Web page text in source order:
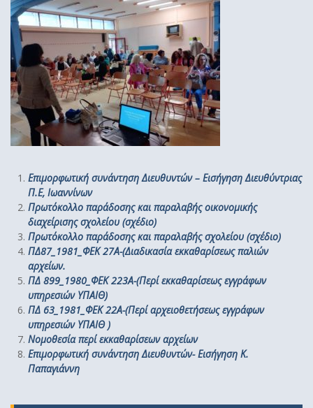
Επιμορφωτική συνάντηση Διευθυντών – Εισήγηση Διευθύντριας
Π.Ε, Ιωαννίνων
Πρωτόκολλο παράδοσης και παραλαβής οικονομικής
διαχείρισης σχολείου (σχέδιο)
Πρωτόκολλο παράδοσης και παραλαβής σχολείου (σχέδιο)
ΠΔ87_1981_ΦΕΚ 27Α-(Διαδικασία εκκαθαρίσεως παλιών
αρχείων.
ΠΔ 899_1980_ΦΕΚ 223Α-(Περί εκκαθαρίσεως εγγράφων
υπηρεσιών ΥΠΑΙΘ)
ΠΔ 63_1981_ΦΕΚ 22Α-(Περί αρχειοθετήσεως εγγράφων
υπηρεσιών ΥΠΑΙΘ )
Νομοθεσία περί εκκαθαρίσεων αρχείων
Επιμορφωτική συνάντηση Διευθυντών- Εισήγηση Κ.
Παπαγιάννη